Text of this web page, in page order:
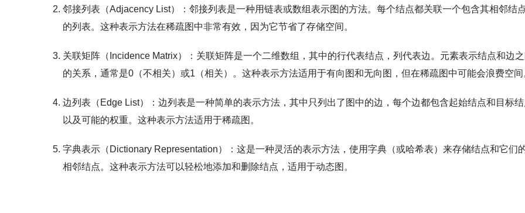
邻接列表（Adjacency List）
：邻接列表是一种用链表或数组表示图的方法。每个结点都关联一个包含其相邻结
的列表。这种表示方法在稀疏图中非常有效，因为它节省了存储空间。
关联矩阵（Incidence Matrix）
：关联矩阵是一个二维数组，其中的行代表结点，列代表边。元素表示结点和边
的关系，通常是0（不相关）或1（相关）。这种表示方法适用于有向图和无向图，但在稀疏图中可能会浪费空间
边列表（Edge List）
：边列表是一种简单的表示方法，其中只列出了图中的边，每个边都包含起始结点和目标结
以及可能的权重。这种表示方法适用于稀疏图。
字典表示（Dictionary Representation）
：这是一种灵活的表示方法，使用字典（或哈希表）来存储结点和它们
相邻结点。这种表示方法可以轻松地添加和删除结点，适用于动态图。